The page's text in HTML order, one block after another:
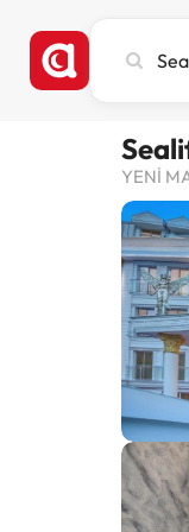
une
hôtel
ou
une
YENİ